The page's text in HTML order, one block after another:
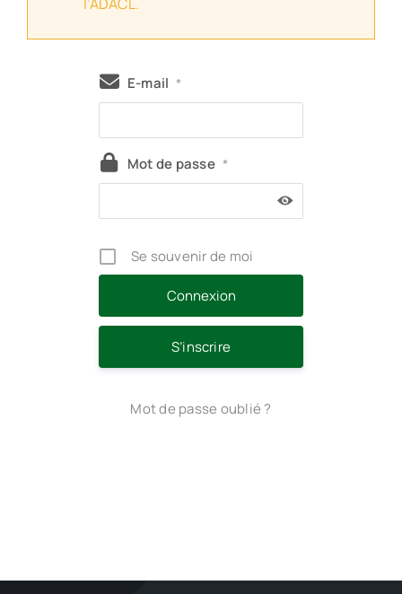
E-mail *
Mot de passe *
Se souvenir de moi
S’inscrire
Mot de passe oublié ?